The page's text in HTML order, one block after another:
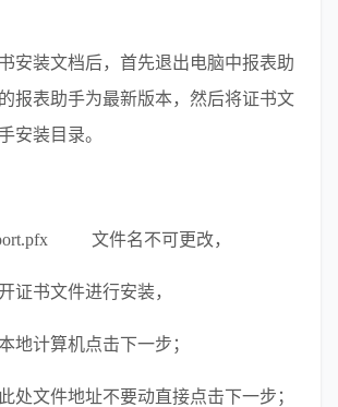
安装文档后，首先退出电脑中报表助
报表助手为最新版本，然后将证书文
安装目录。
文件名不可更改，
证书文件进行安装，
地计算机点击下一步；
处文件地址不要动直接点击下一步；